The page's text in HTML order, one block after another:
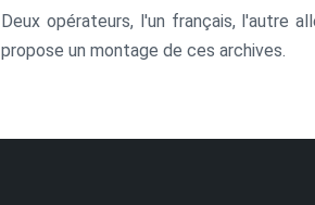
Deux opérateurs, l'un français, l'autre
propose un montage de ces archives.